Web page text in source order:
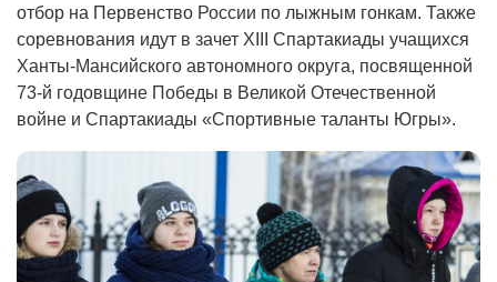
отбор на Первенство России по лыжным гонкам. Также
соревнования идут в зачет XIII Спартакиады учащихся
Ханты-Мансийского автономного округа, посвященной
73-й годовщине Победы в Великой Отечественной
войне и Спартакиады «Спортивные таланты Югры».